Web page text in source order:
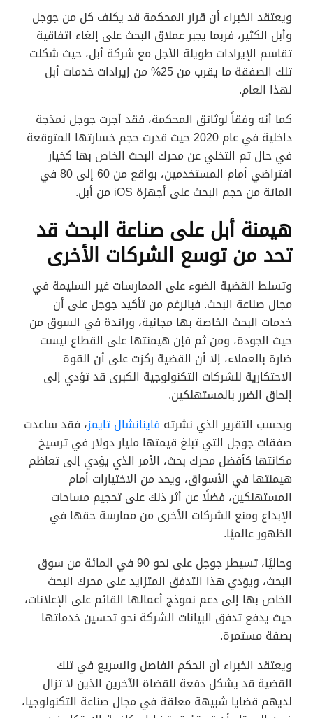
ويعتقد الخبراء أن قرار المحكمة قد يكلف كل من جوجل
وأبل الكثير، فربما يجبر عملاق البحث على إلغاء اتفاقية
تقاسم الإيرادات طويلة الأجل مع شركة أبل، حيث شكلت
تلك الصفقة ما يقرب من 25% من إيرادات خدمات أبل
لهذا العام.
كما أنه وفقاً لوثائق المحكمة، فقد أجرت جوجل نمذجة
داخلية في عام 2020 حيث قدرت حجم خسارتها المتوقعة
في حال تم التخلي عن محرك البحث الخاص بها كخيار
افتراضي أمام المستخدمين، بواقع من 60 إلى 80 في
المائة من حجم البحث على أجهزة iOS من أبل.
هيمنة أبل على صناعة البحث قد
تحد من توسع الشركات الأخرى
وتسلط القضية الضوء على الممارسات غير السليمة في
مجال صناعة البحث. فبالرغم من تأكيد جوجل على أن
خدمات البحث الخاصة بها مجانية، ورائدة في السوق من
حيث الجودة، ومن ثم فإن هيمنتها على القطاع ليست
ضارة بالعملاء، إلا أن القضية ركزت على أن القوة
الاحتكارية للشركات التكنولوجية الكبرى قد تؤدي إلى
إلحاق الضرر بالمستهلكين.
وبحسب التقرير الذي نشرته فاينانشال تايمز، فقد ساعدت
صفقات جوجل التي تبلغ قيمتها مليار دولار في ترسيخ
مكانتها كأفضل محرك بحث، الأمر الذي يؤدي إلى تعاظم
هيمنتها في الأسواق، ويحد من الاختيارات أمام
المستهلكين، فضلًا عن أثر ذلك على تحجيم مساحات
الإبداع ومنع الشركات الأخرى من ممارسة حقها في
الظهور عالميًا.
وحاليًا، تسيطر جوجل على نحو 90 في المائة من سوق
البحث، ويؤدي هذا التدفق المتزايد على محرك البحث
الخاص بها إلى دعم نموذج أعمالها القائم على الإعلانات،
حيث يدفع تدفق البيانات الشركة نحو تحسين خدماتها
بصفة مستمرة.
ويعتقد الخبراء أن الحكم الفاصل والسريع في تلك
القضية قد يشكل دفعة للقضاة الآخرين الذين لا تزال
لديهم قضايا شبيهة معلقة في مجال صناعة التكنولوجيا،